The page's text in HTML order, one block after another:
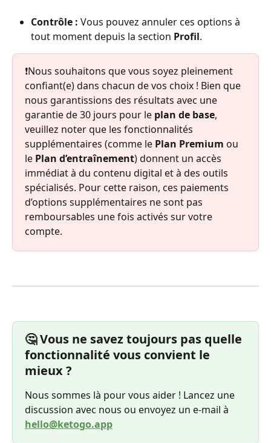
Contrôle : Vous pouvez annuler ces options à
tout moment depuis la section Profil.
❗️Nous souhaitons que vous soyez pleinement
confiant(e) dans chacun de vos choix ! Bien que
nous garantissions des résultats avec une
garantie de 30 jours pour le plan de base,
veuillez noter que les fonctionnalités
supplémentaires (comme le Plan Premium ou
le Plan d’entraînement) donnent un accès
immédiat à du contenu digital et à des outils
spécialisés. Pour cette raison, ces paiements
d’options supplémentaires ne sont pas
remboursables une fois activés sur votre
compte.
🤔 Vous ne savez toujours pas quelle
fonctionnalité vous convient le
mieux ?
Nous sommes là pour vous aider ! Lancez une
discussion avec nous ou envoyez un e-mail à
hello@ketogo.app